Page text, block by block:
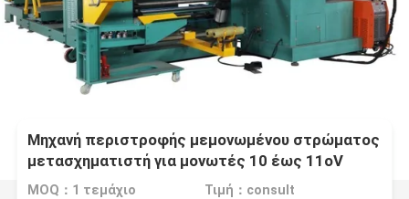
Μηχανή περιστροφής μεμονωμένου στρώματος
μετασχηματιστή για μονωτές 10 έως 11oV
MOQ：1 τεμάχιο Τιμή：consult